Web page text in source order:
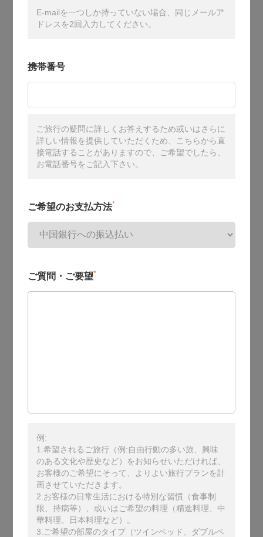
E-mailを一つしか持っていない場合、同じメールア
ドレスを2回入力してください。
携帯番号
ご旅行の疑問に詳しくお答えするため或いはさらに
詳しい情報を提供していただくため、こちらから直
接電話することがありますので、ご希望でしたら、
お電話番号をご記入下さい。
ご希望のお支払方法*
ご質問・ご要望*
例:
1.希望されるご旅行（例:自由行動の多い旅、興味
のある文化や歴史など）をお知らせいただければ、
お客様のご希望にそって、よりよい旅行プランを計
画させていただきます。
2.お客様の日常生活における特別な習慣（食事制
限、持病等）、或いはご希望の料理（精進料理、中
華料理、日本料理など）。
3.ご希望の部屋のタイプ（ツインベッド、ダブルベ